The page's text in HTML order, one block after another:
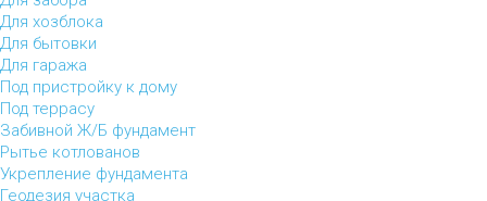
Для хозблока
Для бытовки
Для гаража
Под пристройку к дому
Под террасу
Забивной Ж/Б фундамент
Рытье котлованов
Укрепление фундамента
Геодезия участка